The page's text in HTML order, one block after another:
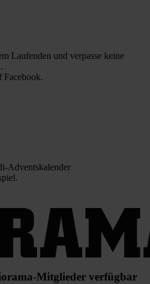
Laufenden und verpasse keine
Adventskalender
Mitglieder verfügbar